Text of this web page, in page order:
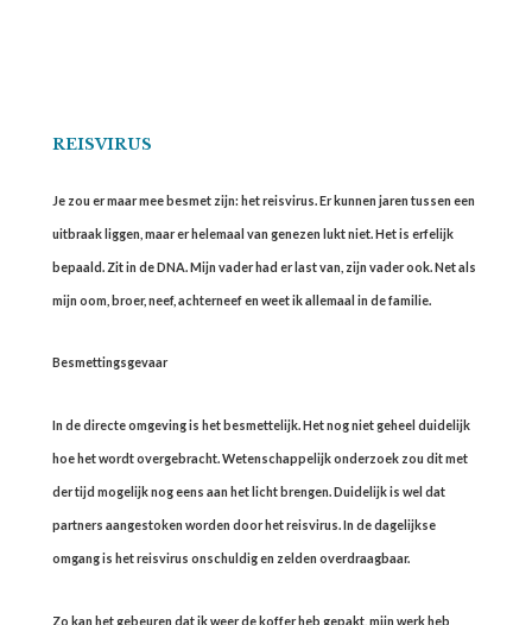
REISVIRUS
Je zou er maar mee besmet zijn: het reisvirus. Er kunnen jaren tussen een
uitbraak liggen, maar er helemaal van genezen lukt niet. Het is erfelijk
bepaald. Zit in de DNA. Mijn vader had er last van, zijn vader ook. Net als
mijn oom, broer, neef, achterneef en weet ik allemaal in de familie.
Besmettingsgevaar
In de directe omgeving is het besmettelijk. Het nog niet geheel duidelijk
hoe het wordt overgebracht. Wetenschappelijk onderzoek zou dit met
der tijd mogelijk nog eens aan het licht brengen. Duidelijk is wel dat
partners aangestoken worden door het reisvirus. In de dagelijkse
omgang is het reisvirus onschuldig en zelden overdraagbaar.
Zo kan het gebeuren dat ik weer de koffer heb gepakt, mijn werk heb